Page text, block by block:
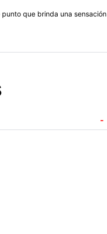
que brinda una sensación
-